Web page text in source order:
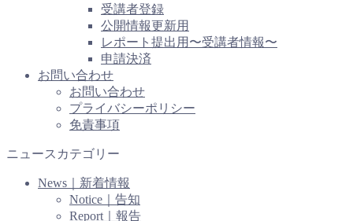
受講者登録
公開情報更新用
レポート提出用〜受講者情報〜
申請決済
お問い合わせ
お問い合わせ
プライバシーポリシー
免責事項
ニュースカテゴリー
News｜新着情報
Notice｜告知
Report｜報告